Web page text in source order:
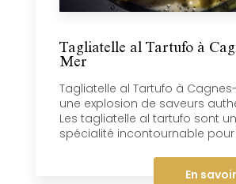
Tagliatelle al Tartufo à
Mer
Tagliatelle al Tartufo à
une explosion de saveurs
Les tagliatelle al tartufo sont
spécialité incontournable pour
En